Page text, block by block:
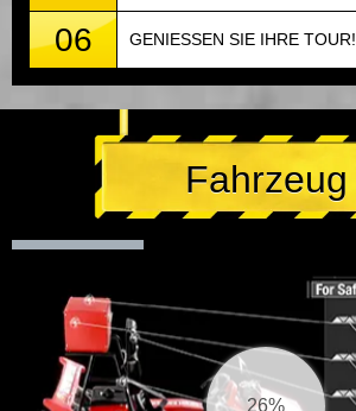
06 GENIESSEN SIE IHRE TOUR!
Fahrzeug
27%